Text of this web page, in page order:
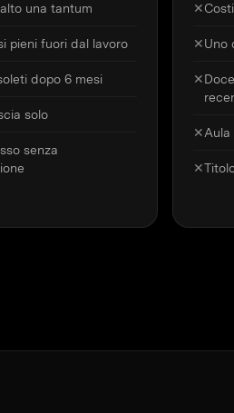
una tantum
pieni fuori dal lavoro
dopo 6 mesi
solo
senza
✕
✕Uno
✕
✕Aula
✕